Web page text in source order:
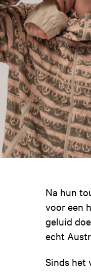
Na hun
voor een
geluid
echt
Sinds het